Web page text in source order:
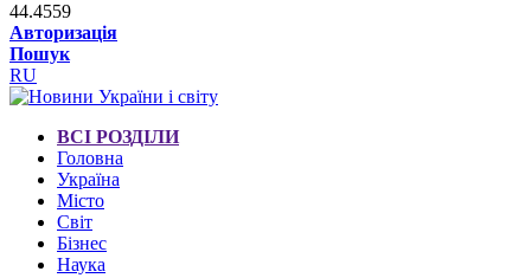
44.4559
Авторизація
Пошук
RU
ВСІ РОЗДІЛИ
Головна
Україна
Місто
Світ
Бізнес
Наука